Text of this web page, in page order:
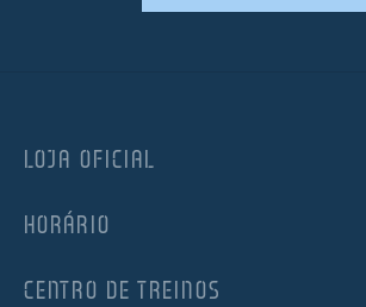
LOJA OFICIAL
HORÁRIO
CENTRO DE TREINOS